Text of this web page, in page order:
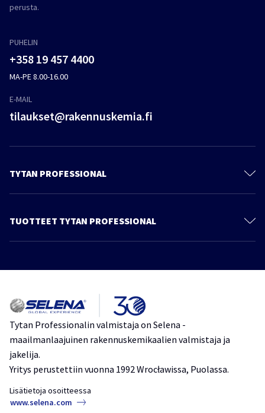
perusta.
PUHELIN
+358 19 457 4400
MA-PE 8.00-16.00
E-MAIL
tilaukset@rakennuskemia.fi
TYTAN PROFESSIONAL
Yhteystiedot
TUOTTEET TYTAN PROFESSIONAL
Tiivistysmassat
Asennusliima
Vesieristaminem
Työvälineet
Tytan Professionalin valmistaja on Selena -
maailmanlaajuinen rakennuskemikaalien valmistaja ja
jakelija.
Yritys perustettiin vuonna 1992 Wrocławissa, Puolassa.
Lisätietoja osoitteessa
www.selena.com